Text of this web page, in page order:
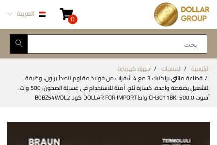
0 العربية
الرئيسية المنتجات
اجهزه كهرباية
قطاعة مالتي براكتيك 3 مع 4 شفرات من فولاذ مقاوم للصدأ براون، وظيفة
التشغيل بضغطة واحدة، كسارة ثلج، آمنة للاستخدام في غسالة الصحون، 500 وات،
أسود، CH3011BK، 500.0 واط DOLLAR FOR IMPORT كود B0BZ54WDL2